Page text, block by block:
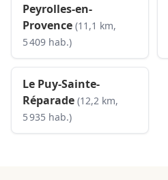
Peyrolles-en-
Provence (11,1 km,
5 409 hab.)
Le Puy-Sainte-
Réparade (12,2 km,
5 935 hab.)